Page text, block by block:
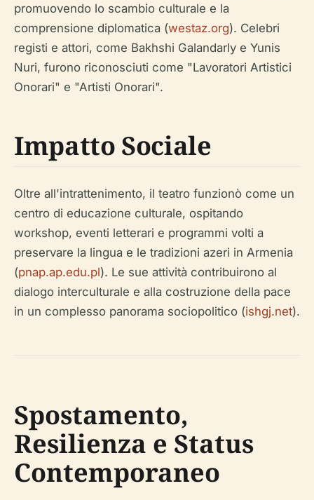
promuovendo lo scambio culturale e la
comprensione diplomatica (westaz.org). Celebri
registi e attori, come Bakhshi Galandarly e Yunis
Nuri, furono riconosciuti come "Lavoratori Artistici
Onorari" e "Artisti Onorari".
Impatto Sociale
Oltre all'intrattenimento, il teatro funzionò come un
centro di educazione culturale, ospitando
workshop, eventi letterari e programmi volti a
preservare la lingua e le tradizioni azeri in Armenia
(pnap.ap.edu.pl). Le sue attività contribuirono al
dialogo interculturale e alla costruzione della pace
in un complesso panorama sociopolitico (ishgj.net).
Spostamento,
Resilienza e Status
Contemporaneo